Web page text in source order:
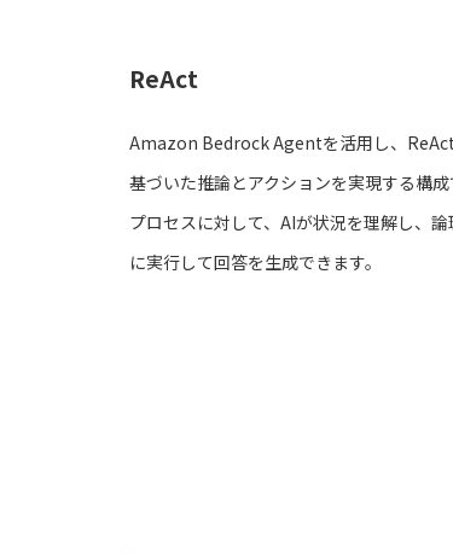
ReAct
Amazon Bedrock Agentを活用し、
基づいた推論とアクションを実現する構
プロセスに対して、AIが状況を理解し、
に実行して回答を生成できます。